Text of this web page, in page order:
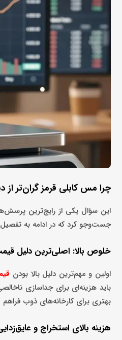
چرا مس کابلی قرمز گران‌تر
این سؤال یکی از رایج‌ترین
جست‌وجو کرد که در ادامه به
خلوص بالا: اصلی‌ترین دلیل
اولین و مهم‌ترین دلیل بالا بودن
باید هزینه‌ای برای جداسازی
بهتری برای کارخانه‌های ذوب
هزینه بالای استخراج و